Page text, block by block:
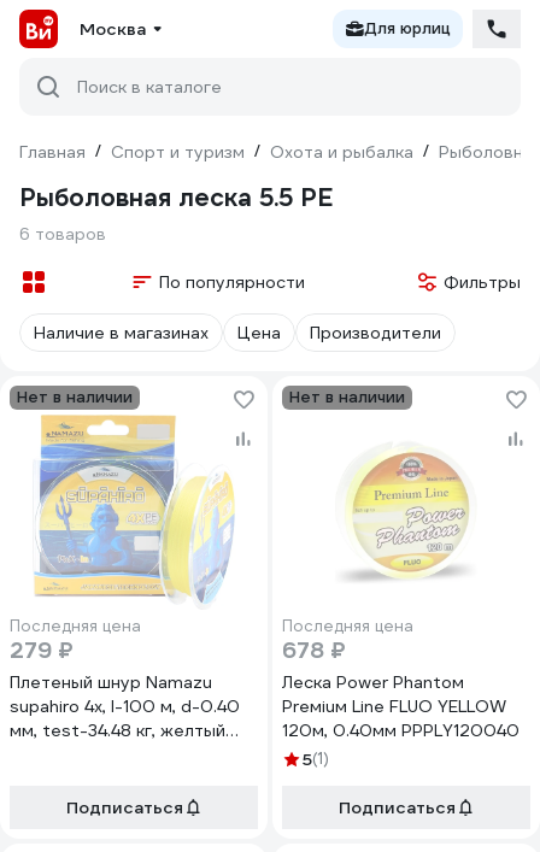
Москва Для юрлиц
Поиск в каталоге
Главная / Спорт и туризм / Охота и рыбалка /
Рыболовная леска 5.5 PE
6 товаров
По популярности Фильтры
Наличие в магазинах Цена Производители
Нет в наличии
Последняя цена
279 ₽
Плетеный шнур Namazu
supahiro 4х, l-100 м, d-0.40
мм, test-34.48 кг, желтый
Подписаться
Нет в наличии
Последняя цена
678 ₽
Леска Power Phantoм
Preмiuм Line FLUO YELLOW
120м, 0.40мм PPPLY120040
5(1)
Подписаться